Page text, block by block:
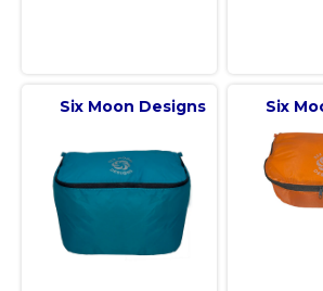
Six Moon Designs Six